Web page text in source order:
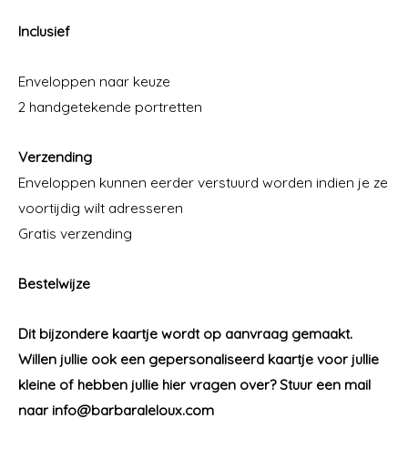
Inclusief
Enveloppen naar keuze
2 handgetekende portretten
Verzending
Enveloppen kunnen eerder verstuurd worden indien je ze
voortijdig wilt adresseren
Gratis verzending
Bestelwijze
Dit bijzondere kaartje wordt op aanvraag gemaakt.
Willen jullie ook een gepersonaliseerd kaartje voor jullie
kleine of hebben jullie hier vragen over?Stuur een mail
naar info@barbaraleloux.com